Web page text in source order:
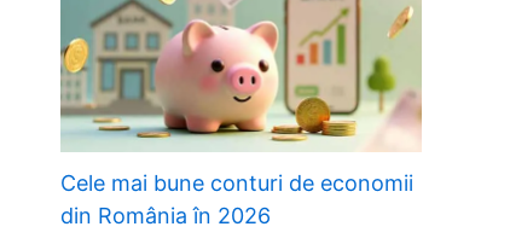
Cele mai bune conturi de economii
din România în 2026